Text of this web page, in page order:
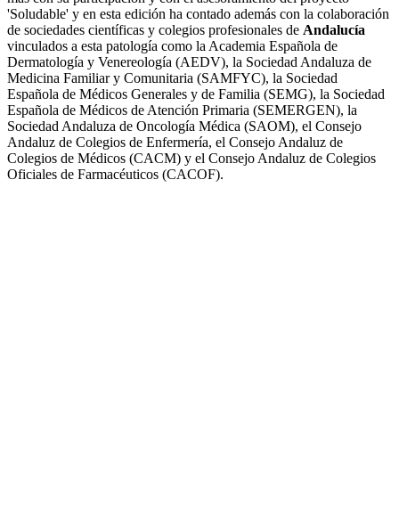
'Soludable' y en esta edición ha contado además con la colaboración
de sociedades científicas y colegios profesionales de Andalucía
vinculados a esta patología como la Academia Española de
Dermatología y Venereología (AEDV), la Sociedad Andaluza de
Medicina Familiar y Comunitaria (SAMFYC), la Sociedad
Española de Médicos Generales y de Familia (SEMG), la Sociedad
Española de Médicos de Atención Primaria (SEMERGEN), la
Sociedad Andaluza de Oncología Médica (SAOM), el Consejo
Andaluz de Colegios de Enfermería, el Consejo Andaluz de
Colegios de Médicos (CACM) y el Consejo Andaluz de Colegios
Oficiales de Farmacéuticos (CACOF).